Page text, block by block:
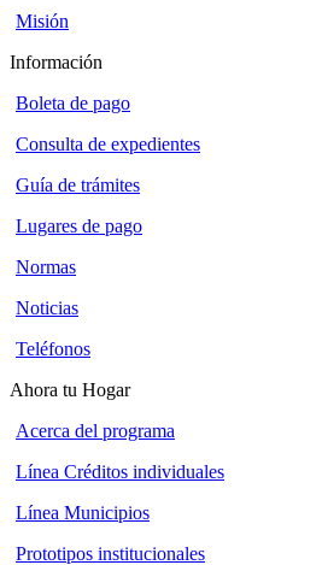
Misión
Información
Boleta de pago
Consulta de expedientes
Guía de trámites
Lugares de pago
Normas
Noticias
Teléfonos
Ahora tu Hogar
Acerca del programa
Línea Créditos individuales
Línea Municipios
Prototipos institucionales